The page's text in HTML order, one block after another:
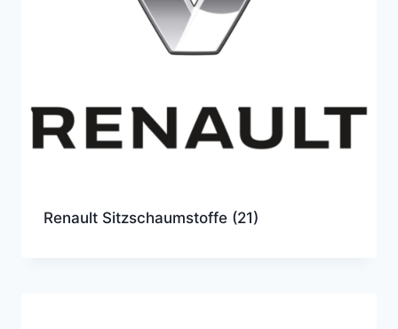
Renault Sitzschaumstoffe (21)